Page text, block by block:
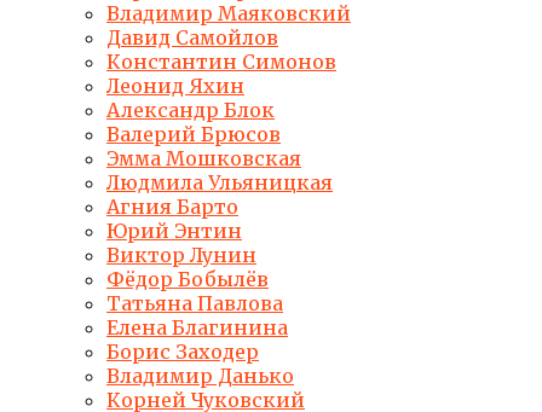
Владимир Маяковский
Давид Самойлов
Константин Симонов
Леонид Яхин
Александр Блок
Валерий Брюсов
Эмма Мошковская
Людмила Ульяницкая
Агния Барто
Юрий Энтин
Виктор Лунин
Фёдор Бобылёв
Татьяна Павлова
Елена Благинина
Борис Заходер
Владимир Данько
Корней Чуковский